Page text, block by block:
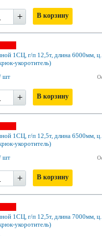
+ В корзину
1СЦ, г/п 12,5т, длина 6000мм, ц.
укоротитель)
шт
+ В корзину
1СЦ, г/п 12,5т, длина 6500мм, ц.
укоротитель)
шт
+ В корзину
1СЦ, г/п 12,5т, длина 7000мм, ц.
укоротитель)